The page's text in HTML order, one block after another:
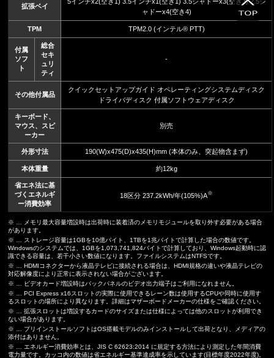
拡張ベイ
ャドーx4(空き4)
TPM TPM2.0 (インテル® PTT)
付属
ソフ
ト
総合
セキ
ュリ
ティ
-
その他付属品
クイックセットアップガイド オペレーティングシステムディスク
ドライバディスク 付属ソフトウェアディスク
キーボード、
マウス、スピ
ーカー
別売
外形寸法 190(W)x475(D)x435(H)mm (本体のみ、突起物含まず)
本体重量 約12kg
省エネ法に基
づくエネルギ
ー消費効率
18区分 237.2kWh/年(105%)A※
※ … メモリ最大容量増設時は出荷時に装着済のメモリモジュールを取り外す必要がある場合
があります。
※ … ストレージ容量は1GBを10億バイト、1TBを1兆バイトで計算した場合の数値です。
Windowsのシステムでは、1GBを1,073,741,824バイトで計算しており、Windows起動時に認
識できる容量は、若干小さい数値になります。ファイルシステムはNTFSです。
※ … HDMIコネクターから液晶テレビに接続される場合は、HDMI規格の違いや液晶テレビの
対応解像度により正常に表示されない場合がございます。
※ … ビデオカード増設時はバックパネルのビデオ出力端子はご利用になれません。
※ … PCI Express x16スロットの実際に使用できるレーン数は使用するCPUや同時に使用す
るスロットの場所により異なります。詳細はマザーボードメーカーの仕様をご確認ください。
※ … 拡張スロットは増設するカードのサイズまたは仕様によっては他のスロットが利用でき
ない場合があります。
※ … プリインストールソフトはOS搭載モデルのみインストールして出荷となり、メディアの
添付はありません。
※ … エネルギー消費効率とは、JIS C 62623:2014 に規定する方法により測定した年間消費
電力量です。カッコ内の数値は省エネルギー基準達成率を示しています(目標年度2022年度)。